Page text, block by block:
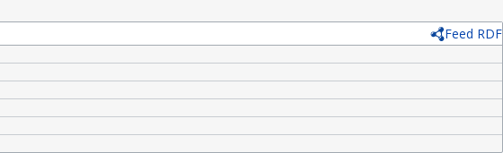
Feed RDF